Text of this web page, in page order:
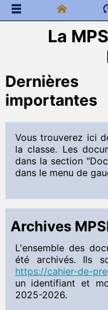
La
Documents généraux
Rapports de concours
Citations
Programme de colles
Documents à
Cours
Interro
Informatique
Informations générales
Documents à
Cours
Interro
Français
importantes
Vous trouverez ici
la classe. Les
dans la section
dans le menu de
Archives
L'ensemble des
été archivés. Ils
https://cahier-de-
un identifiant et
2025-2026.